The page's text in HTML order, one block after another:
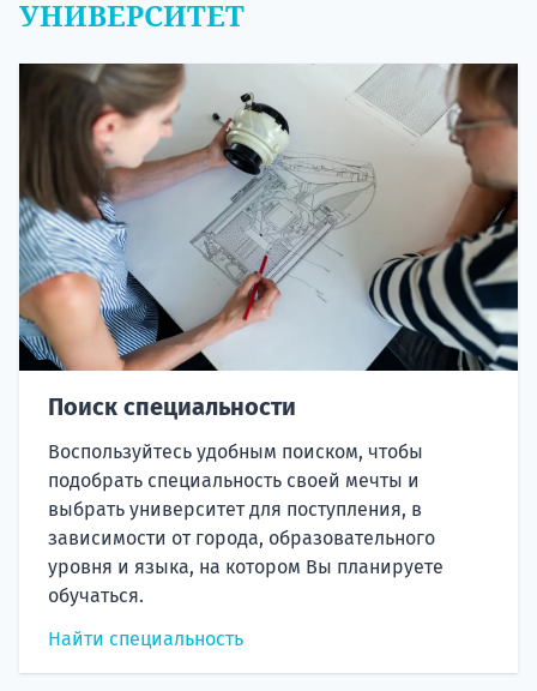
УНИВЕРСИТЕТ
Поиск специальности
Воспользуйтесь удобным поиском, чтобы
подобрать специальность своей мечты и
выбрать университет для поступления, в
зависимости от города, образовательного
уровня и языка, на котором Вы планируете
обучаться.
Найти специальность